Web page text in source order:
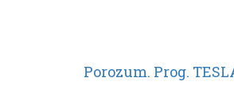
Porozum. Prog.